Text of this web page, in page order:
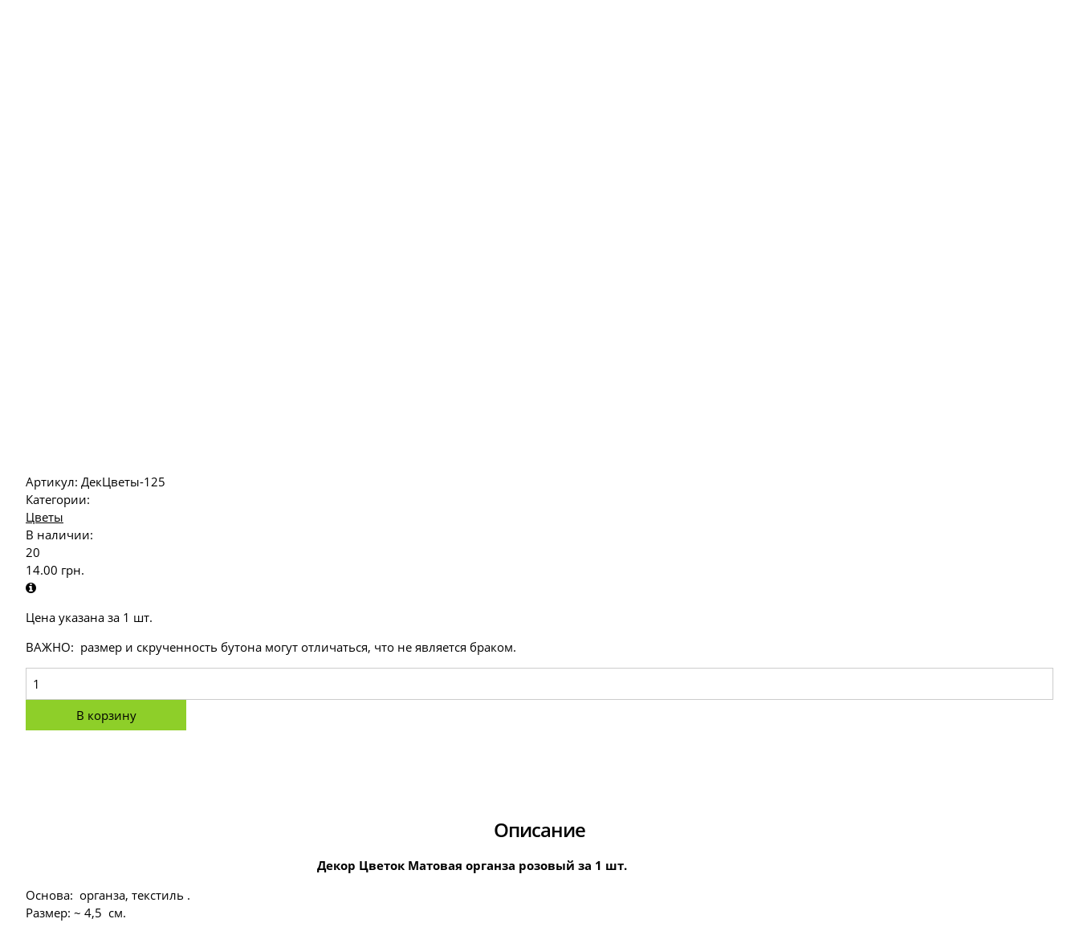
Артикул: ДекЦветы-125
Категории:
Цветы
В наличии:
20
14.00 грн.
Цена указана за 1 шт.
ВАЖНО: размер и скрученность бутона могут отличаться, что не является браком.
В корзину
Описание
Декор Цветок Матовая органза розовый за 1 шт.
Основа: органза, текстиль .
Размер: ~ 4,5 см.